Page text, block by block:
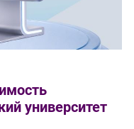
университет